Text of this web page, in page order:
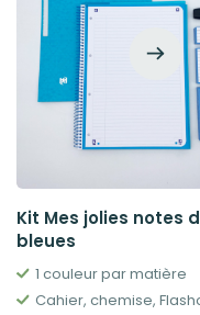
Kit Mes jolies notes
bleues
1 couleur par matière